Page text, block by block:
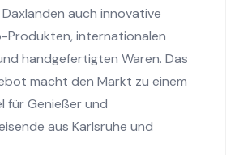
auch innovative
Produkten, internationalen
handgefertigten Waren. Das
macht den Markt zu einem
für Genießer und
aus Karlsruhe und